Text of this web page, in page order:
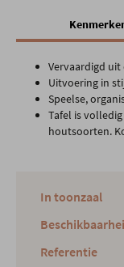
Vervaardigd
Uitvoering in
Speelse,
Tafel is
houtsoorten.
In toonzaal
Referentie